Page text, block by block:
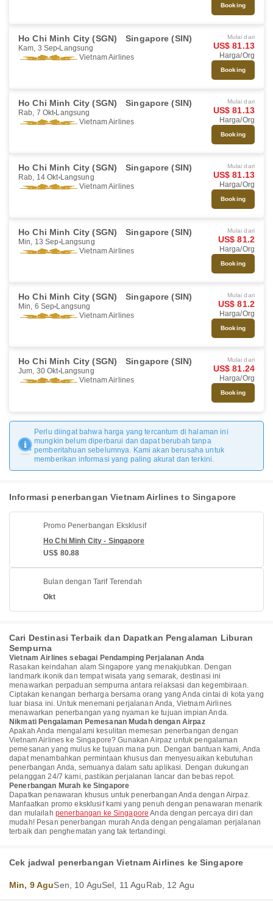
Booking
Ho Chi Minh City (SGN) Singapore (SIN)
Kam, 3 Sep Langsung
Vietnam Airlines
Mulai dari
US$ 81.13
Harga/Org
Booking
Ho Chi Minh City (SGN) Singapore (SIN)
Rab, 7 Okt Langsung
Vietnam Airlines
Mulai dari
US$ 81.13
Harga/Org
Booking
Ho Chi Minh City (SGN) Singapore (SIN)
Rab, 14 Okt Langsung
Vietnam Airlines
Mulai dari
US$ 81.13
Harga/Org
Booking
Ho Chi Minh City (SGN) Singapore (SIN)
Min, 13 Sep Langsung
Vietnam Airlines
Mulai dari
US$ 81.2
Harga/Org
Booking
Ho Chi Minh City (SGN) Singapore (SIN)
Min, 6 Sep Langsung
Vietnam Airlines
Mulai dari
US$ 81.2
Harga/Org
Booking
Ho Chi Minh City (SGN) Singapore (SIN)
Jum, 30 Okt Langsung
Vietnam Airlines
Mulai dari
US$ 81.24
Harga/Org
Booking
Perlu diingat bahwa harga yang tercantum di halaman ini
mungkin belum diperbarui dan dapat berubah tanpa
pemberitahuan sebelumnya. Kami akan berusaha untuk
memberikan informasi yang paling akurat dan terkini.
Informasi penerbangan Vietnam Airlines to Singapore
Promo Penerbangan Eksklusif
Ho Chi Minh City - Singapore
US$ 80.88
Bulan dengan Tarif Terendah
Okt
Cari Destinasi Terbaik dan Dapatkan Pengalaman Liburan
Sempurna
Vietnam Airlines sebagai Pendamping Perjalanan Anda
Rasakan keindahan alam Singapore yang menakjubkan. Dengan
landmark ikonik dan tempat wisata yang semarak, destinasi ini
menawarkan perpaduan sempurna antara relaksasi dan kegembiraan.
Ciptakan kenangan berharga bersama orang yang Anda cintai di kota yang
luar biasa ini. Untuk menemani perjalanan Anda, Vietnam Airlines
menawarkan penerbangan yang nyaman ke tujuan impian Anda.
Nikmati Pengalaman Pemesanan Mudah dengan Airpaz
Apakah Anda mengalami kesulitan memesan penerbangan dengan
Vietnam Airlines ke Singapore? Gunakan Airpaz untuk pengalaman
pemesanan yang mulus ke tujuan mana pun. Dengan bantuan kami, Anda
dapat menambahkan permintaan khusus dan menyesuaikan kebutuhan
penerbangan Anda, semuanya dalam satu aplikasi. Dengan dukungan
pelanggan 24/7 kami, pastikan perjalanan lancar dan bebas repot.
Penerbangan Murah ke Singapore
Dapatkan penawaran khusus untuk penerbangan Anda dengan Airpaz.
Manfaatkan promo eksklusif kami yang penuh dengan penawaran menarik
dan mulailah penerbangan ke Singapore Anda dengan percaya diri dan
mudah! Pesan penerbangan murah Anda dengan pengalaman perjalanan
terbaik dan penghematan yang tak tertandingi.
Cek jadwal penerbangan Vietnam Airlines ke Singapore
Min, 9 AguSen, 10 AguSel, 11 AguRab, 12 Agu